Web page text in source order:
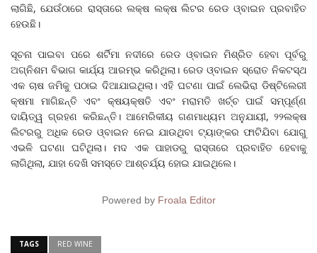
ଲାଗିଛି, ଯେଉଁଠାରେ ରାସ୍ତାରେ ଲକ୍ଷ ଲକ୍ଷ ଲିଟର ରେଡ ଓ୍ବାଇନ ପ୍ରବାହିତ
ହେଉଛି।
ସୂଚନା ପାଇବା ପରେ ଶର୍ଟିମା ନଦୀରେ ରେଡ ଓ୍ବାଇନ ମିଶ୍ରିତ ହେବା ପୂର୍ବରୁ
ଅଗ୍ନିଶମ ବିଭାଗ କାର୍ଯ୍ୟ ଆରମ୍ଭ କରିଥିଲା। ରେଡ ଓ୍ବାଇନ ସ୍ରୋତ ନିକଟସ୍ଥ
ଏକ ଚାଷ ଜମିକୁ ପଠାଇ ଦିଆଯାଇଥିଲା। ଏହି ଘଟଣା ପାଇଁ ଲେଭିରା ଡିଷ୍ଟିଲେରୀ
କ୍ଷମା ମାଗିଛନ୍ତି ଏବଂ କ୍ଷୟକ୍ଷତି ଏବଂ ମରାମତି ଖର୍ଚ୍ଚ ପାଇଁ ସମ୍ପୂର୍ଣ୍ଣ
ଦାୟିତ୍ୱ ଗ୍ରହଣ କରିଛନ୍ତି। ଆମେରିକୀୟ ଗଣମାଧ୍ୟମ ଅନୁଯାୟୀ, ୨୨ଲକ୍ଷ
ଲିଟରରୁ ଅଧିକ ରେଡ ଓ୍ବାଇନ ନେଇ ଯାଉଥିବା ଟ୍ୟାଙ୍କର ଫାଟିଯିବା ଯୋଗୁ
ଏଭଳି ଘଟଣା ଘଟିଥିଲା। ମଦ ଏକ ପାହାଡରୁ ରାସ୍ତାରେ ପ୍ରବାହିତ ହେବାକୁ
ଲାଗିଥିଲା, ଯାହା ଦେଖି ସମସ୍ତେ ଆଶ୍ଚର୍ଯ୍ୟ ହୋଇ ଯାଇଥିଲେ।
Powered by Froala Editor
TAGS RED WINE